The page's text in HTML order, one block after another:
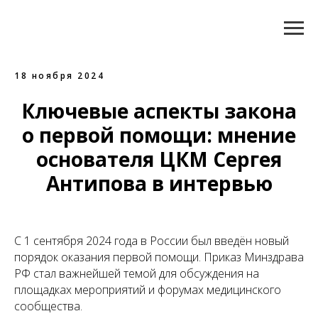
18 ноября 2024
Ключевые аспекты закона
о первой помощи: мнение
основателя ЦКМ Сергея
Антипова в интервью
С 1 сентября 2024 года в России был введён новый
порядок оказания первой помощи. Приказ Минздрава
РФ стал важнейшей темой для обсуждения на
площадках мероприятий и форумах медицинского
сообщества.